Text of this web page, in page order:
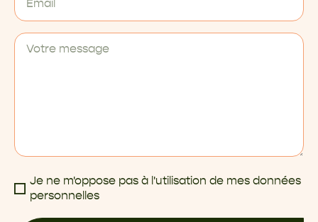
Je ne m'oppose pas à l'utilisation de mes données
personnelles